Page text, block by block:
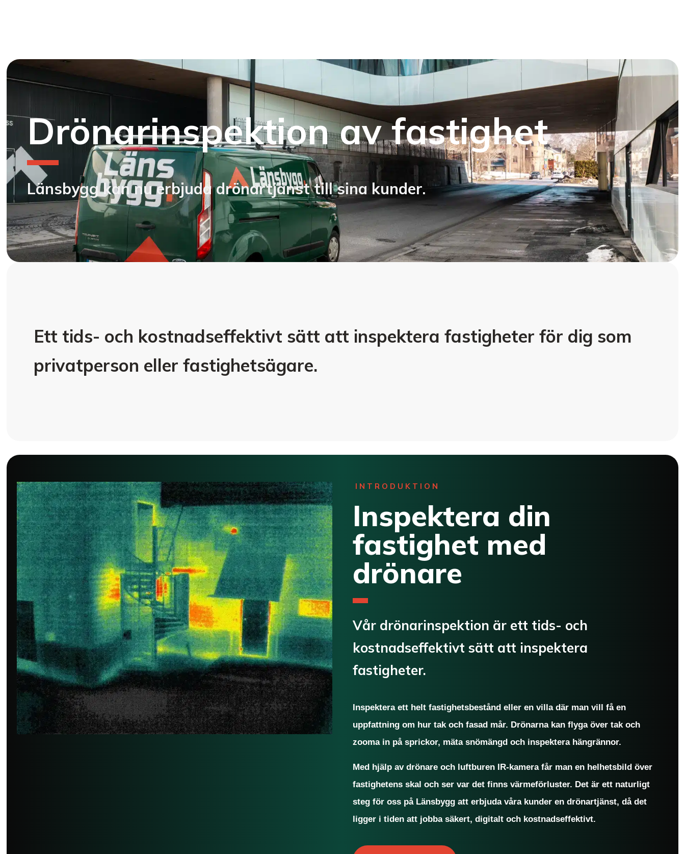
Drönarinspektion av fastighet
Länsbygg kan nu erbjuda drönartjänst till sina kunder.
Ett tids- och kostnadseffektivt sätt att inspektera fastigheter för dig som
privatperson eller fastighetsägare.
INTRODUKTION
Inspektera din
fastighet med
drönare
Vår drönarinspektion är ett tids- och
kostnadseffektivt sätt att inspektera
fastigheter.
Inspektera ett helt fastighetsbestånd eller en villa där man vill få en
uppfattning om hur tak och fasad mår. Drönarna kan flyga över tak och
zooma in på sprickor, mäta snömängd och inspektera hängrännor.
Med hjälp av drönare och luftburen IR-kamera får man en helhetsbild över
fastighetens skal och ser var det finns värmeförluster. Det är ett naturligt
steg för oss på Länsbygg att erbjuda våra kunder en drönartjänst, då det
ligger i tiden att jobba säkert, digitalt och kostnadseffektivt.